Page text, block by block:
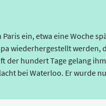
ein, etwa eine Woche
wiederhergestellt
der hundert Tage gelang
bei Waterloo. Er wurde